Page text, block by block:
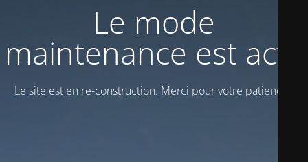
Le mode
maintenance est actif
Le site est en re-construction. Merci pour votre patience !